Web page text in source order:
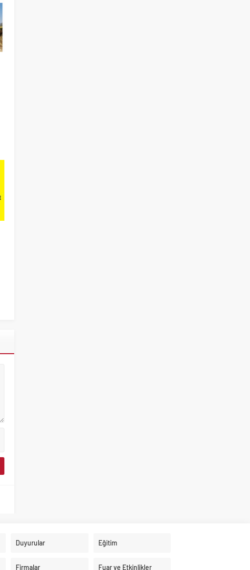
Duyurular Eğitim
Firmalar Fuar ve Etkinlikler